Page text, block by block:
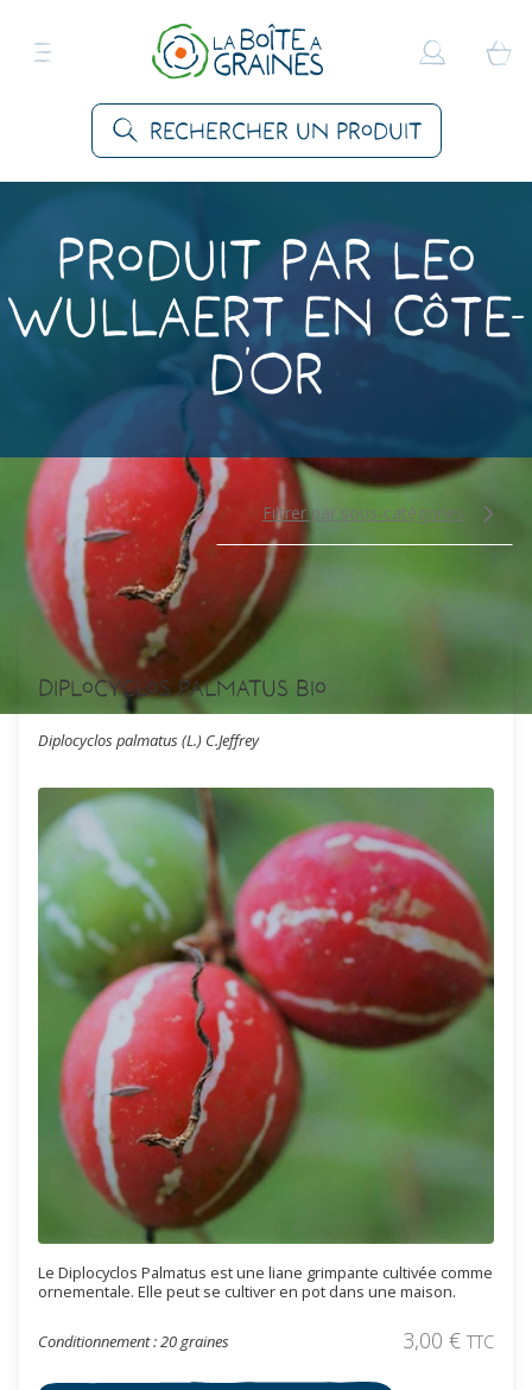
Rechercher un produit
Produit par Leo
Wullaert en Côte-
d'Or
Filtrer par sous-catégories
Diplocyclos palmatus Bio
Diplocyclos palmatus (L.) C.Jeffrey
Le Diplocyclos Palmatus est une liane grimpante cultivée comme
ornementale. Elle peut se cultiver en pot dans une maison.
Conditionnement : 20 graines 3,00 € TTC